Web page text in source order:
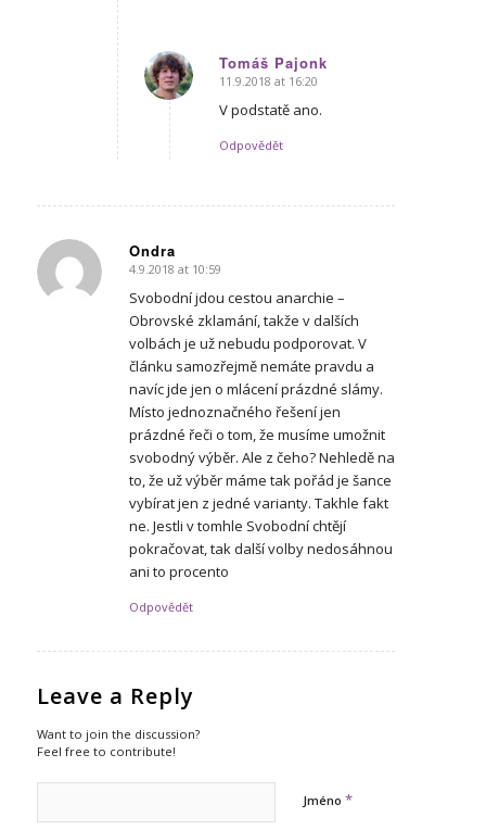
Tomáš Pajonk
says:
11.9.2018 at 16:20
V podstatě ano.
Odpovědět
Ondra
says:
4.9.2018 at 10:59
Svobodní jdou cestou anarchie –
Obrovské zklamání, takže v dalších
volbách je už nebudu podporovat. V
článku samozřejmě nemáte pravdu a
navíc jde jen o mlácení prázdné slámy.
Místo jednoznačného řešení jen
prázdné řeči o tom, že musíme umožnit
svobodný výběr. Ale z čeho? Nehledě na
to, že už výběr máme tak pořád je šance
vybírat jen z jedné varianty. Takhle fakt
ne. Jestli v tomhle Svobodní chtějí
pokračovat, tak další volby nedosáhnou
ani to procento
Odpovědět
Leave a Reply
Want to join the discussion?
Feel free to contribute!
Jméno *